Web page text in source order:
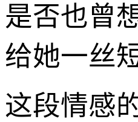
是否也曾
给她一丝
这段情感